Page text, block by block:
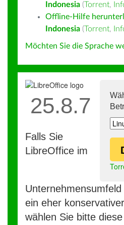
Indonesia (Torrent,
Offline-Hilfe
Indonesia (Torrent,
Möchten Sie die Sprache
25.8.7
Falls Sie
LibreOffice im
ein eher
wählen Sie bitte